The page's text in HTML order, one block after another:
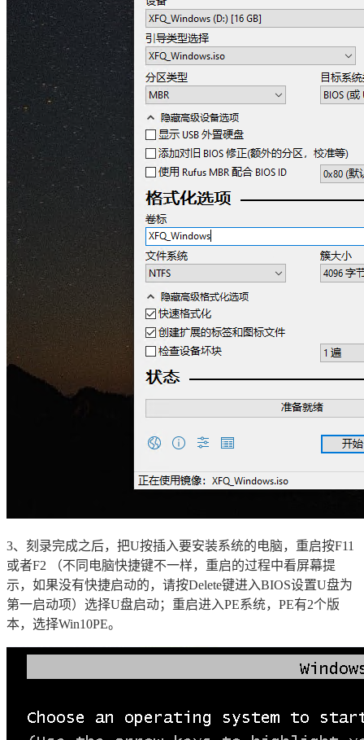
3、刻录完成之后，把U按插入要安装系统的电脑，重启按F11
或者F2 （不同电脑快捷键不一样，重启的过程中看屏幕提
示，如果没有快捷启动的，请按Delete键进入BIOS设置U盘为
第一启动项）选择U盘启动；重启进入PE系统，PE有2个版
本，选择Win10PE。